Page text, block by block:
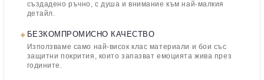
създадено ръчно, с душа и внимание към най-малкия
детайл.
✦ БЕЗКОМПРОМИСНО КАЧЕСТВО
Използваме само най-висок клас материали и бои със
защитни покрития, които запазват емоцията жива през
годините.